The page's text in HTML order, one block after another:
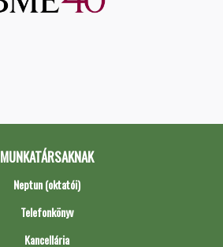
MUNKATÁRSAKNAK
Neptun (oktatói)
Telefonkönyv
Kancellária